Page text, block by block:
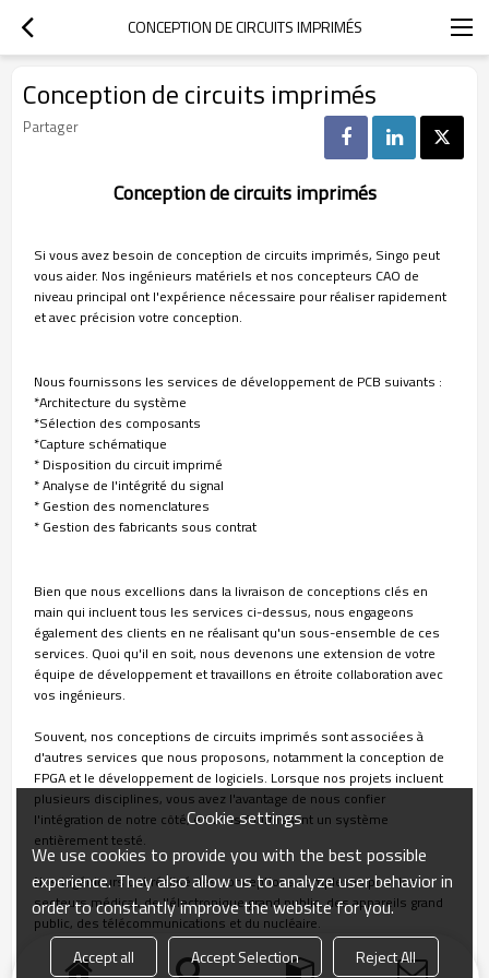
CONCEPTION DE CIRCUITS IMPRIMÉS
Conception de circuits imprimés
Partager
Conception de circuits imprimés
Si vous avez besoin de conception de circuits imprimés, Singo peut
vous aider. Nos ingénieurs matériels et nos concepteurs CAO de
niveau principal ont l'expérience nécessaire pour réaliser rapidement
et avec précision votre conception.
Nous fournissons les services de développement de PCB suivants :
*Architecture du système
*Sélection des composants
*Capture schématique
* Disposition du circuit imprimé
* Analyse de l'intégrité du signal
* Gestion des nomenclatures
* Gestion des fabricants sous contrat
Bien que nous excellions dans la livraison de conceptions clés en
main qui incluent tous les services ci-dessus, nous engageons
également des clients en ne réalisant qu'un sous-ensemble de ces
services. Quoi qu'il en soit, nous devenons une extension de votre
équipe de développement et travaillons en étroite collaboration avec
vos ingénieurs.
Souvent, nos conceptions de circuits imprimés sont associées à
d'autres services que nous proposons, notamment la conception de
FPGA et le développement de logiciels. Lorsque nos projets incluent
plusieurs disciplines, vous avez l'avantage de nous confier
l'intégration de notre côté, en vous fournissant un système
entièrement testé.
Nos ingénieurs ont réalisé des conceptions complexes pour les
secteurs médical, de l'électronique grand public, des appareils grand
public, des télécommunications et du nucléaire.
Cookie settings
We use cookies to provide you with the best possible
experience. They also allow us to analyze user behavior in
order to constantly improve the website for you.
Accept all Accept Selection Reject All